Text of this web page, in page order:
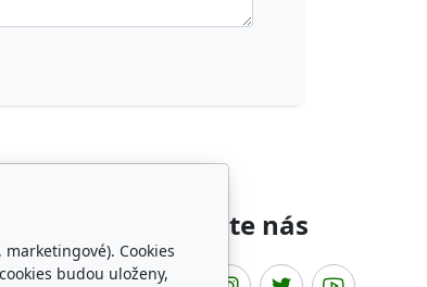
Sledujte nás
Cookies
budou uloženy,